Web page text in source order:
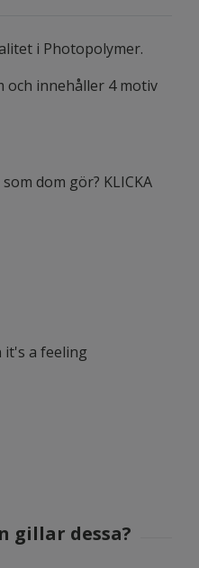
i Photopolymer.
och innehåller 4 motiv
dom gör? KLICKA
it's a feeling